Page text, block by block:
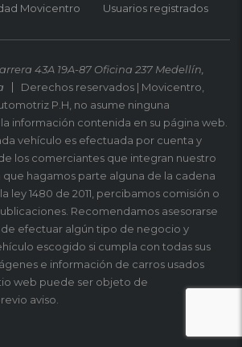
Movicentro
Usuarios registrados
43A 19A-87 Oficina 237 Medellín,
Derechos reservados | Movicentro,
P.H, no asume ninguna
información contenida en su página web.
vehículo es efectuada por cuenta y
los comerciantes que integran nuestro
hagamos parte alguna de la cadena
ley 1480 de 2011, percibamos comisión o
Recomendamos asesorarse
efectuar algún tipo de negocio y
escogido si cumpla con todas sus
e información de carros usados
web puede ser objeto de
aviso.